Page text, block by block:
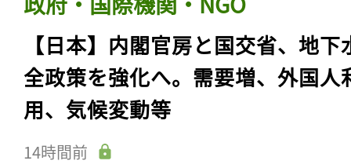
【日本】内閣官房と国交省、地下
全政策を強化へ。需要増、外国人
用、気候変動等
14時間前